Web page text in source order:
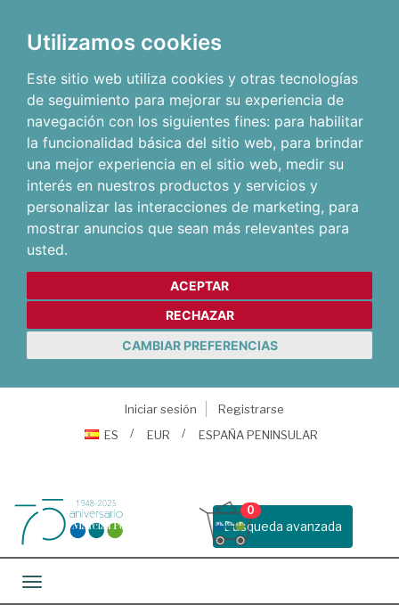
Utilizamos cookies
Este sitio web utiliza cookies y otras tecnologías
de seguimiento para mejorar su experiencia de
navegación con los siguientes fines: para habilitar
la funcionalidad básica del sitio web, para brindar
una mejor experiencia en el sitio web, medir su
interés en nuestros productos y servicios y
personalizar las interacciones de marketing, para
mostrar anuncios que sean más relevantes para
usted.
ACEPTAR
RECHAZAR
CAMBIAR PREFERENCIAS
Iniciar sesión
Registrarse
ES
EUR ESPAÑA PENINSULAR
Busqueda avanzada
0
Toggle navigation